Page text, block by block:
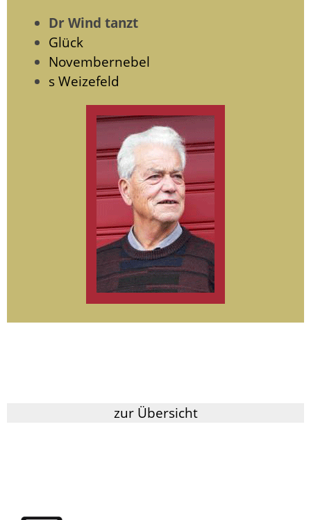
Dr Wind tanzt
Glück
Novembernebel
s Weizefeld
zur Übersicht